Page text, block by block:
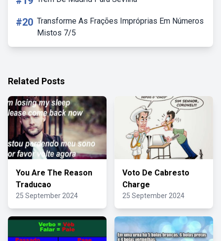
#20 Transforme As Frações Impróprias Em Números
Mistos 7/5
Related Posts
You Are The Reason
Traducao
25 September 2024
Voto De Cabresto
Charge
25 September 2024